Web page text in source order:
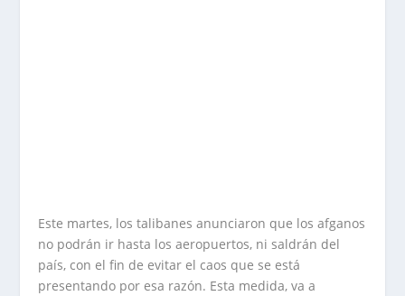
Este martes, los talibanes anunciaron que los afganos
no podrán ir hasta los aeropuertos, ni saldrán del
país, con el fin de evitar el caos que se está
presentando por esa razón. Esta medida, va a